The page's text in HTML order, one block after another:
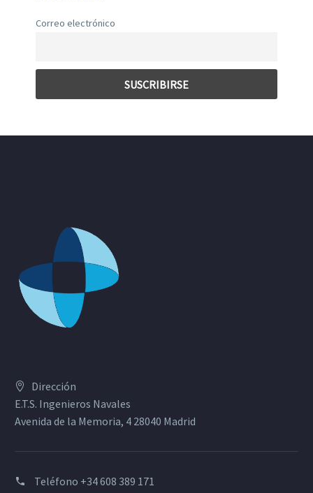
Correo electrónico
Dirección
E.T.S. Ingenieros Navales
Avenida de la Memoria, 4 28040 Madrid
Teléfono +34 608 389 171